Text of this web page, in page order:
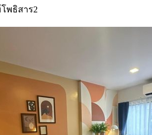
โพธิสาร2